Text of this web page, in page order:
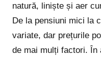
natură, liniște și aer
De la pensiuni mici la
variate, dar prețurile
de mai mulți factori. În